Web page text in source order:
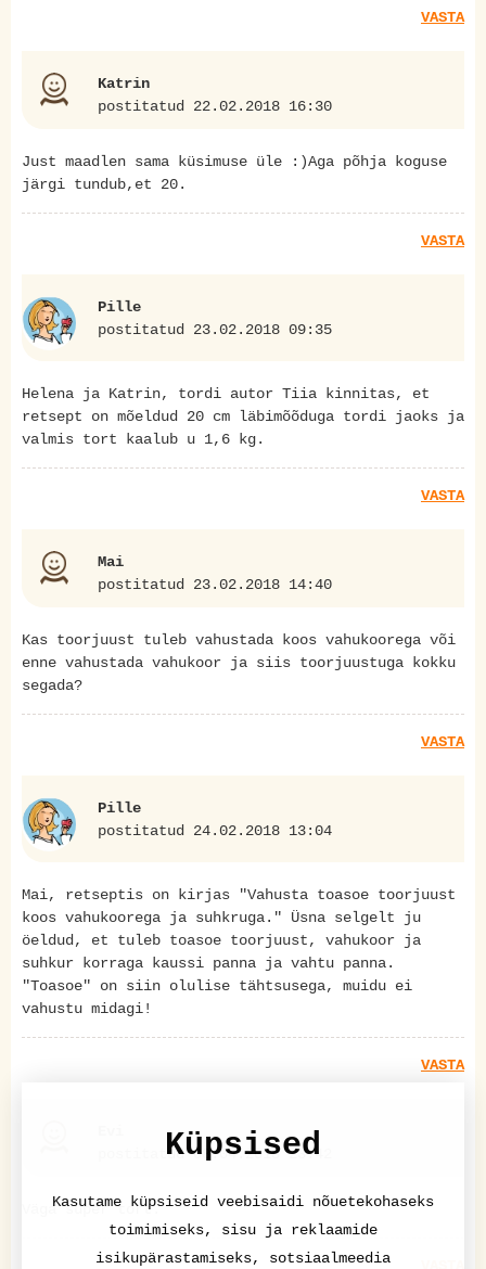
VASTA
Katrin
postitatud 22.02.2018 16:30
Just maadlen sama küsimuse üle :)Aga põhja koguse
järgi tundub,et 20.
VASTA
Pille
postitatud 23.02.2018 09:35
Helena ja Katrin, tordi autor Tiia kinnitas, et
retsept on mõeldud 20 cm läbimõõduga tordi jaoks ja
valmis tort kaalub u 1,6 kg.
VASTA
Mai
postitatud 23.02.2018 14:40
Kas toorjuust tuleb vahustada koos vahukoorega või
enne vahustada vahukoor ja siis toorjuustuga kokku
segada?
VASTA
Pille
postitatud 24.02.2018 13:04
Mai, retseptis on kirjas "Vahusta toasoe toorjuust
koos vahukoorega ja suhkruga." Üsna selgelt ju
öeldud, et tuleb toasoe toorjuust, vahukoor ja
suhkur korraga kaussi panna ja vahtu panna.
"Toasoe" on siin olulise tähtsusega, muidu ei
vahustu midagi!
VASTA
postitatud 08.04.2018 23:42
Väga super tort.
Küpsised
Kasutame küpsiseid veebisaidi nõuetekohaseks
toimimiseks, sisu ja reklaamide
isikupärastamiseks, sotsiaalmeedia